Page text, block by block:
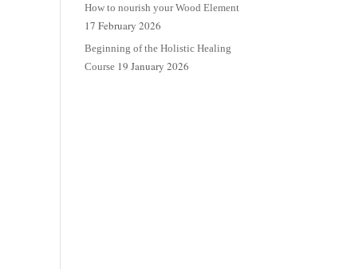
How to nourish your Wood Element
17 February 2026
Beginning of the Holistic Healing
Course 19 January 2026